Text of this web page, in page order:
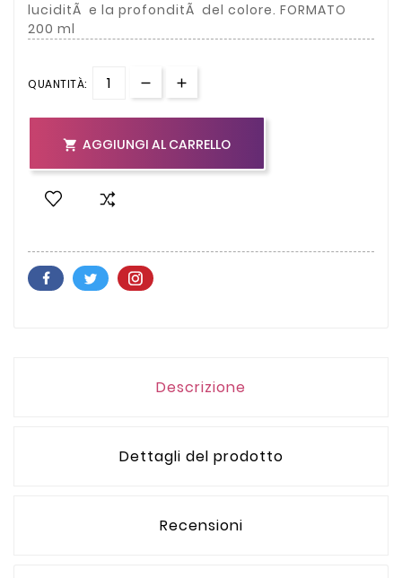
luciditÃ e la profonditÃ del colore. FORMATO
200 ml
QUANTITÀ:
 AGGIUNGI AL CARRELLO
Descrizione
Dettagli del prodotto
Recensioni